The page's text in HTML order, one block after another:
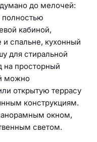
до мелочей:
полностью
кабиной,
спальне, кухонный
для стиральной
просторный
можно
открытую террасу
конструкциям.
окном,
светом.